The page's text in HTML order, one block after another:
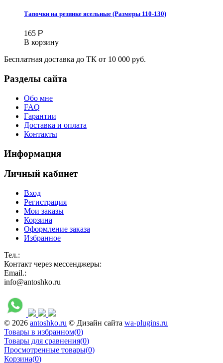
Тапочки на резинке ясельные (Размеры 110-130)
165 Р
В корзину
Бесплатная доставка до ТК от 10 000 руб.
Разделы сайта
Обо мне
FAQ
Гарантии
Доставка и оплата
Контакты
Информация
Личный кабинет
Вход
Регистрация
Мои заказы
Корзина
Оформление заказа
Избранное
Тел.:
Контакт через мессенджеры:
Email.:
info@antoshko.ru
© 2026 antoshko.ru © Дизайн сайта wa-plugins.ru
Товары в избранном(0)
Товары для сравнения(0)
Просмотренные товары(0)
Корзина(0)